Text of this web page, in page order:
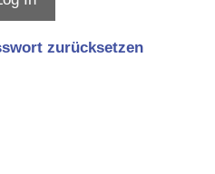
zurücksetzen